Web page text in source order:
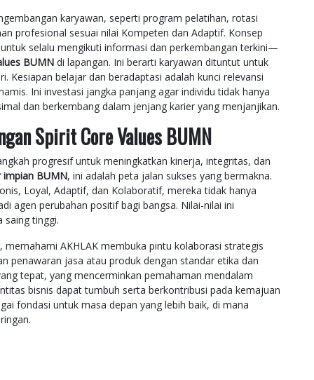
karyawan, seperti program pelatihan, rotasi
profesional sesuai nilai Kompeten dan Adaptif. Konsep
selalu mengikuti informasi dan perkembangan terkini—
BUMN di lapangan. Ini berarti karyawan dituntut untuk
Kesiapan belajar dan beradaptasi adalah kunci relevansi
Ini investasi jangka panjang agar individu tidak hanya
dan berkembang dalam jenjang karier yang menjanjikan.
Spirit Core Values BUMN
progresif untuk meningkatkan kinerja, integritas, dan
impian BUMN, ini adalah peta jalan sukses yang bermakna.
Loyal, Adaptif, dan Kolaboratif, mereka tidak hanya
agen perubahan positif bagi bangsa. Nilai-nilai ini
saing tinggi.
AKHLAK membuka pintu kolaborasi strategis
penawaran jasa atau produk dengan standar etika dan
tepat, yang mencerminkan pemahaman mendalam
bisnis dapat tumbuh serta berkontribusi pada kemajuan
fondasi untuk masa depan yang lebih baik, di mana